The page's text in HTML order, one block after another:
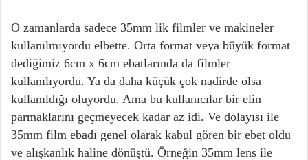
O zamanlarda sadece 35mm lik filmler ve makineler
kullanılmıyordu elbette. Orta format veya büyük format
dediğimiz 6cm x 6cm ebatlarında da filmler
kullanılıyordu. Ya da daha küçük çok nadirde olsa
kullanıldığı oluyordu. Ama bu kullanıcılar bir elin
parmaklarını geçmeyecek kadar az idi. Ve dolayısı ile
35mm film ebadı genel olarak kabul gören bir ebet oldu
ve alışkanlık haline dönüştü. Örneğin 35mm lens ile